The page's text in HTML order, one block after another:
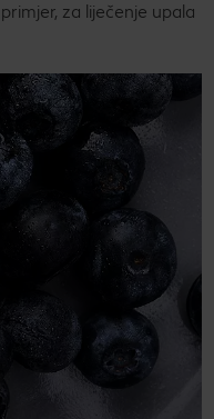
za liječenje upala